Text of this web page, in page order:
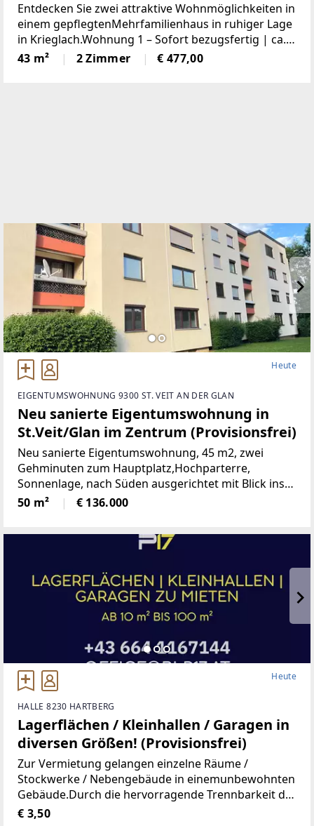
Entdecken Sie zwei attraktive Wohnmöglichkeiten in
einem gepflegtenMehrfamilienhaus in ruhiger Lage
in Krieglach.Wohnung 1 – Sofort bezugsfertig | ca.
480 € BruttoFrisch und wie neu: Diese 43 m² große
Wohnung wurde komplett saniert. NeueKüche,
43 m² 2 Zimmer € 477,00
Heute
EIGENTUMSWOHNUNG 9300 ST. VEIT AN DER GLAN
Neu sanierte Eigentumswohnung in
St.Veit/Glan im Zentrum (Provisionsfrei)
Neu sanierte Eigentumswohnung, 45 m2, zwei
Gehminuten zum Hauptplatz,Hochparterre,
Sonnenlage, nach Süden ausgerichtet mit Blick ins
Grüne, mangelangt über nur 4 Stufen in die
Wohnung, Kindergarten, Volksschule,Mittelschule,
50 m² € 136.000
Heute
HALLE 8230 HARTBERG
Lagerflächen / Kleinhallen / Garagen in
diversen Größen! (Provisionsfrei)
Zur Vermietung gelangen einzelne Räume /
Stockwerke / Nebengebäude in einemunbewohnten
Gebäude.Durch die hervorragende Trennbarkeit der
Räumlichkeiten, stehen Ihnen Größen vonca. 10 m²
€ 3,50